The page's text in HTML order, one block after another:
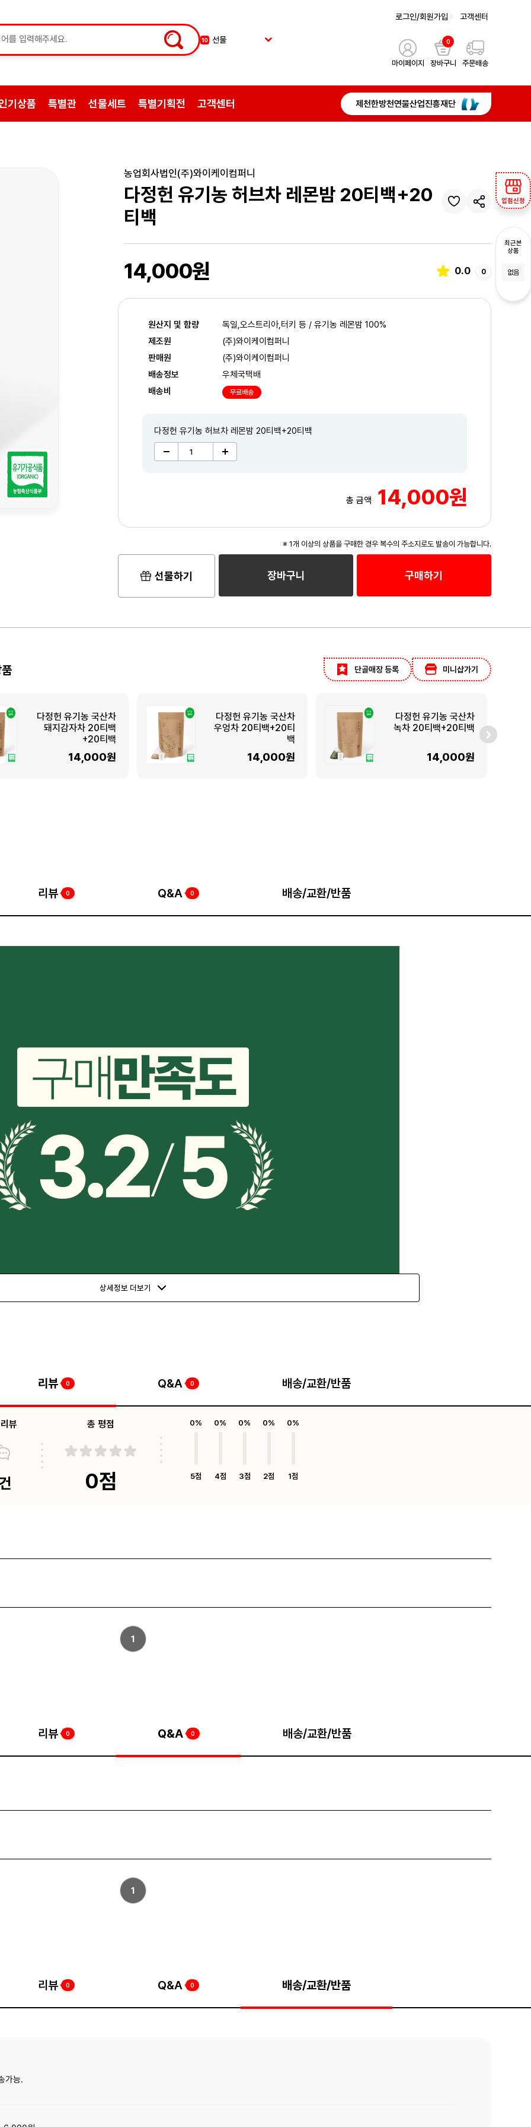
10 선물
1 약초
황기
로그인/회원가입 고객센터
마이페이지
0
장바구니 주문배송
기상품 특별관 선물세트 특별기획전 고객센터 제천한방천연물산업진흥재단
입점신청
최근본
상품
없음
농업회사법인(주)와이케이컴퍼니
다정헌 유기농 허브차 레몬밤 20티백+20
티백
14,000원 0.0 0
원산지 및 함량
독일,오스트리아,터키 등 / 유기농 레몬밤 100%
제조원
(주)와이케이컴퍼니
판매원
(주)와이케이컴퍼니
배송정보
우체국택배
배송비
무료배송
다정헌 유기농 허브차 레몬밤 20티백+20티백
총 금액 14,000원
※ 1개 이상의 상품을 구매한 경우 복수의 주소지로도 발송이 가능합니다.
선물하기 장바구니 구매하기
단골매장 등록 미니샵가기
다정헌 유기농 국산차
돼지감자차 20티백
+20티백
14,000원
다정헌 유기농 국산차
우엉차 20티백+20티
백
14,000원
다정헌 유기농 국산차
녹차 20티백+20티백
14,000원
리뷰 0 Q&A 0 배송/교환/반품
상세정보 더보기
리뷰 0 Q&A 0 배송/교환/반품
뷰 총 평점
0점
0%
5점
0%
4점
0%
3점
0%
2점
0%
1점
1
리뷰 0 Q&A 0 배송/교환/반품
1
리뷰 0 Q&A 0 배송/교환/반품
가능.